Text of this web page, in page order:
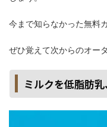
今まで知らなかった無料
ぜひ覚えて次からのオー
ミルクを低脂肪